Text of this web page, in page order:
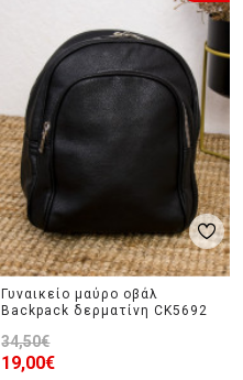
Γυναικείο μαύρο οβάλ
Backpack δερματίνη CK5692
19,00€
34,50€